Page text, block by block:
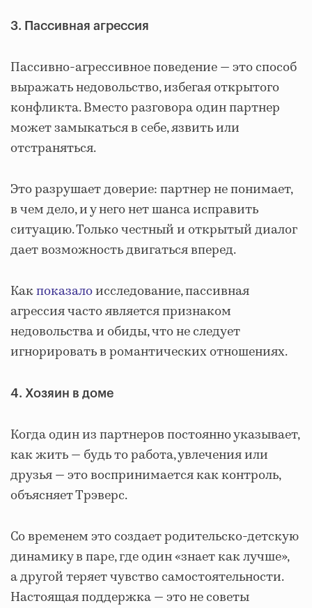
3. Пассивная агрессия
Пассивно-агрессивное поведение — это способ
выражать недовольство, избегая открытого
конфликта. Вместо разговора один партнер
может замыкаться в себе, язвить или
отстраняться.
Это разрушает доверие: партнер не понимает,
в чем дело, и у него нет шанса исправить
ситуацию. Только честный и открытый диалог
дает возможность двигаться вперед.
Какпоказалоисследование, пассивная
агрессия часто является признаком
недовольства и обиды, что не следует
игнорировать в романтических отношениях.
4. Хозяин в доме
Когда один из партнеров постоянно указывает,
как жить — будь то работа, увлечения или
друзья — это воспринимается как контроль,
объясняет Трэверс.
Со временем это создает родительско-детскую
динамику в паре, где один «знает как лучше»,
а другой теряет чувство самостоятельности.
Настоящая поддержка — это не советы